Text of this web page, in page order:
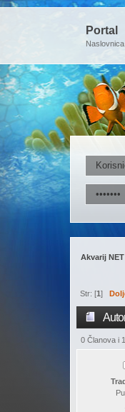
Portal
Naslovnica
Akvarij NET
Str: [1]
0 Članova i